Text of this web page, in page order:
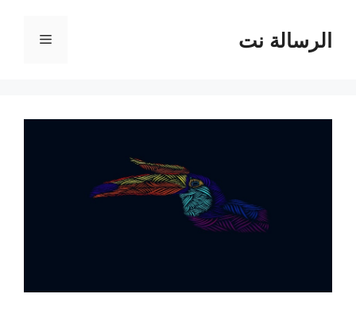
المحتوىالرسالة نت القائمة